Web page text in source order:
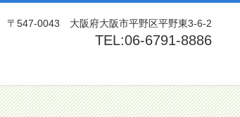
〒547-0043 大阪府大阪市平野区平野東3-6-2
TEL:06-6791-8886